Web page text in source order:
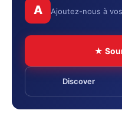
A Ajoutez-nous à
★
Discover